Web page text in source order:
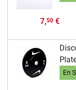
7,50€
En